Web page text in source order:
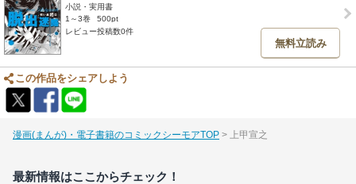
小説・実用書
1～3巻
500pt
レビュー投稿数0件
無料立読み
この作品をシェアしよう
漫画(まんが)・電子書籍のコミックシーモアTOP 上甲宣之
最新情報はここからチェック！